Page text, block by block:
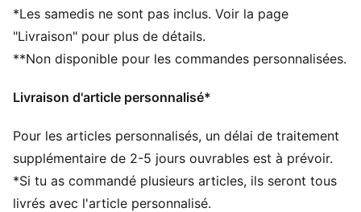
Conçu pour : le football
Coupe : régulière
Longueur : régulière
Matière principale : jacquard double face
*Les samedis ne sont pas inclus. Voir la page
"Livraison" pour plus de détails.
**Non disponible pour les commandes personnalisées.
Livraison d'article personnalisé*
Pour les articles personnalisés, un délai de traitement
supplémentaire de 2-5 jours ouvrables est à prévoir.
*Si tu as commandé plusieurs articles, ils seront tous
livrés avec l'article personnalisé.